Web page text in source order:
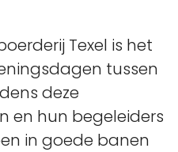
Texel is het
tussen
deze
en hun begeleiders
in goede banen